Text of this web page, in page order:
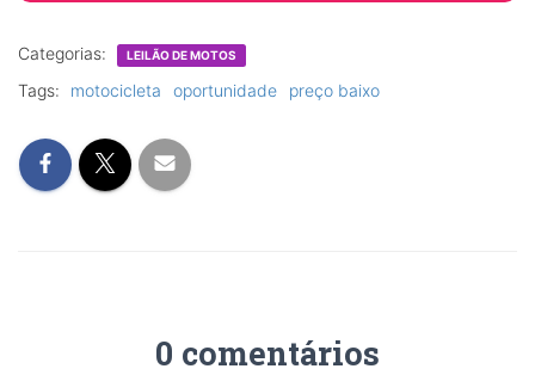
Categorias: LEILÃO DE MOTOS
Tags: motocicleta oportunidade preço baixo
0 comentários